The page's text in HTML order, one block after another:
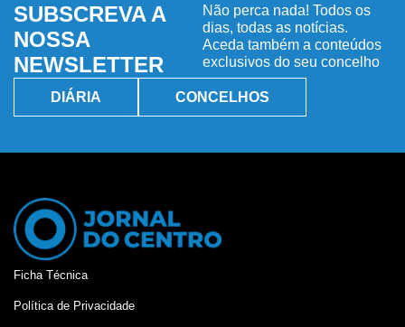
SUBSCREVA A
NOSSA
NEWSLETTER
Não perca nada! Todos os
dias, todas as notícias.
Aceda também a conteúdos
exclusivos do seu concelho
DIÁRIA CONCELHOS
Ficha Técnica
Política de Privacidade